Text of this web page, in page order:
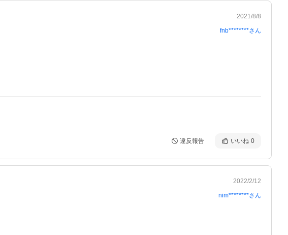
2021/8/8
fnb********さん
違反報告 いいね 0
2022/2/12
nim********さん